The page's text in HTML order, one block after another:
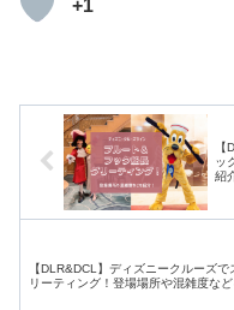
+1
ッ
紹
【DLR&DCL】ディズニークルーズ
リーティング！登場場所や混雑度など